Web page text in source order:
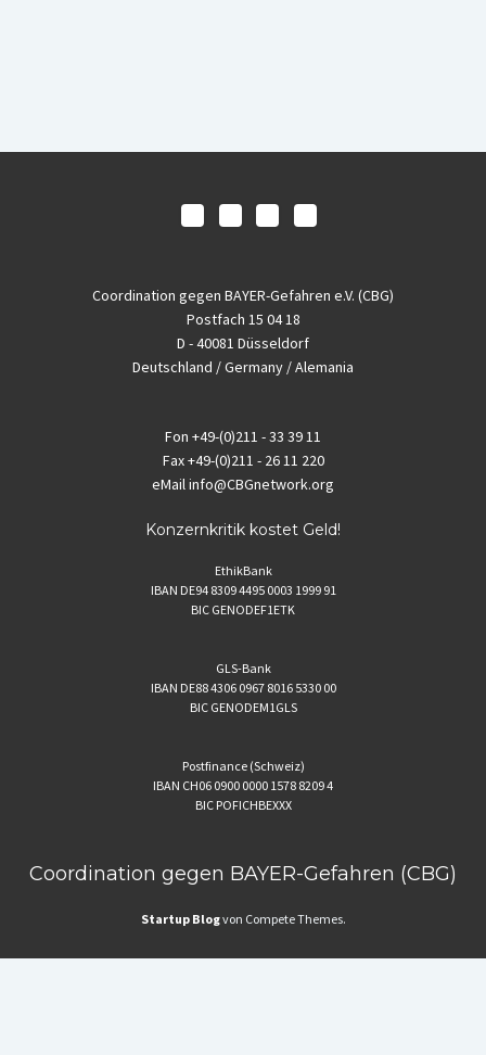
Coordination gegen BAYER-Gefahren e.V. (CBG)
Postfach 15 04 18
D - 40081 Düsseldorf
Deutschland / Germany / Alemania
Fon +49-(0)211 - 33 39 11
Fax+49-(0)211 - 26 11 220
eMailinfo@CBGnetwork.org
Konzernkritik kostet Geld!
EthikBank
IBAN DE94 8309 4495 0003 1999 91
BIC GENODEF1ETK
GLS-Bank
IBAN DE88 4306 0967 8016 5330 00
BIC GENODEM1GLS
Postfinance (Schweiz)
IBAN CH06 0900 0000 1578 8209 4
BIC POFICHBEXXX
Coordination gegen BAYER-Gefahren (CBG)
Startup Blogvon Compete Themes.